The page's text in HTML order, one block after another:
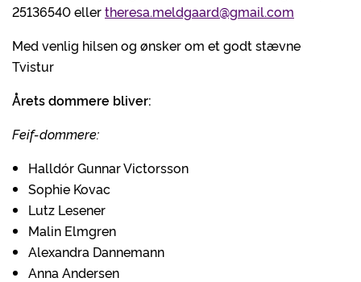
25136540 ellertheresa.meldgaard@gmail.com
Med venlig hilsen og ønsker om et godt stævne
Tvistur
Årets dommere bliver:
Feif-dommere:
Halldór Gunnar Victorsson
Sophie Kovac
Lutz Lesener
Malin Elmgren
Alexandra Dannemann
Anna Andersen